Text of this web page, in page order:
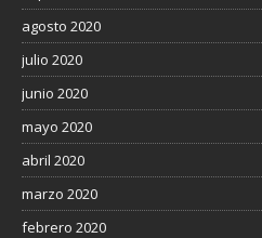
agosto 2020
julio 2020
junio 2020
mayo 2020
abril 2020
marzo 2020
febrero 2020